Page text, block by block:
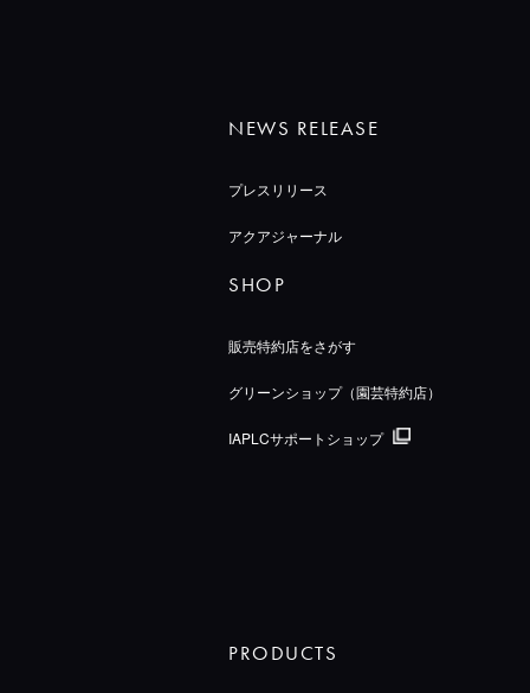
NEWS RELEASE
プレスリリース
アクアジャーナル
SHOP
販売特約店をさがす
グリーンショップ（園芸特約店）
IAPLCサポートショップ
PRODUCTS